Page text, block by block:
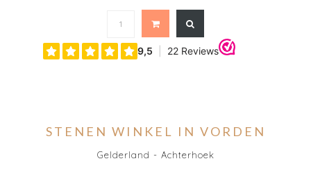
STENEN WINKEL IN VORDEN
Gelderland - Achterhoek